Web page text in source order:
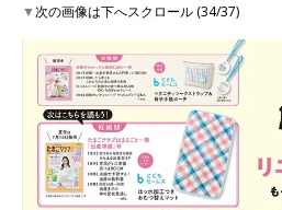
▼次の画像は下へスクロール (34/37)